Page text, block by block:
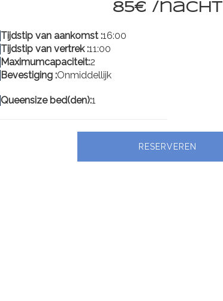
85€ /nacht
Tijdstip van aankomst :16:00
Tijdstip van vertrek :11:00
Maximumcapaciteit:2
Bevestiging :Onmiddellijk
Queensize bed(den):1
RESERVEREN